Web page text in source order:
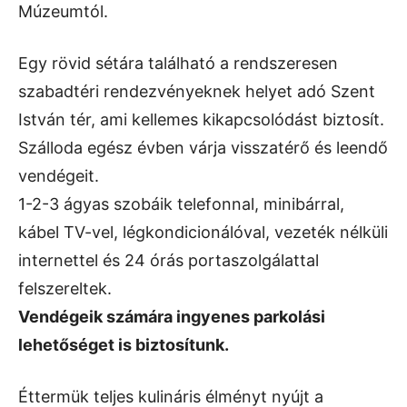
Múzeumtól.
Egy rövid sétára található a rendszeresen
szabadtéri rendezvényeknek helyet adó Szent
István tér, ami kellemes kikapcsolódást biztosít.
Szálloda egész évben várja visszatérő és leendő
vendégeit.
1-2-3 ágyas szobáik telefonnal, minibárral,
kábel TV-vel, légkondicionálóval, vezeték nélküli
internettel és 24 órás portaszolgálattal
felszereltek.
Vendégeik számára ingyenes parkolási
lehetőséget is biztosítunk.
Éttermük teljes kulináris élményt nyújt a